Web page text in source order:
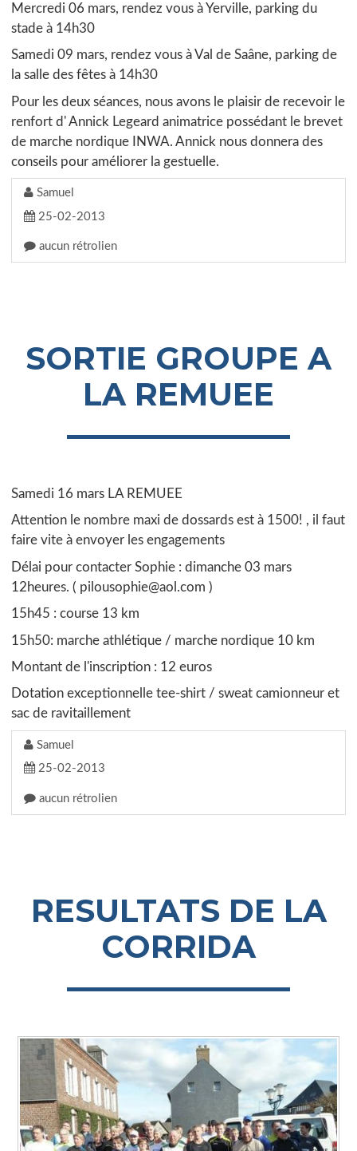
Mercredi 06 mars, rendez vous à Yerville, parking du
stade à 14h30
Samedi 09 mars, rendez vous à Val de Saâne, parking de
la salle des fêtes à 14h30
Pour les deux séances, nous avons le plaisir de recevoir le
renfort d' Annick Legeard animatrice possédant le brevet
de marche nordique INWA. Annick nous donnera des
conseils pour améliorer la gestuelle.
Samuel
25-02-2013
aucun rétrolien
SORTIE GROUPE A
LA REMUEE
Samedi 16 mars LA REMUEE
Attention le nombre maxi de dossards est à 1500! , il faut
faire vite à envoyer les engagements
Délai pour contacter Sophie : dimanche 03 mars
12heures. ( pilousophie@aol.com )
15h45 : course 13 km
15h50: marche athlétique / marche nordique 10 km
Montant de l'inscription : 12 euros
Dotation exceptionnelle tee-shirt / sweat camionneur et
sac de ravitaillement
Samuel
25-02-2013
aucun rétrolien
RESULTATS DE LA
CORRIDA